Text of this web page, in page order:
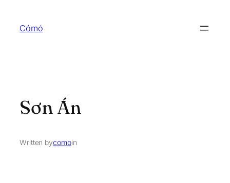
content
Cómó
Sơn Án
Written bycomoin